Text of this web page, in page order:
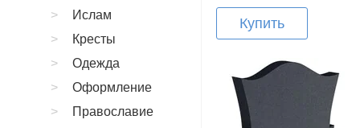
Купить
Ислам
Кресты
Одежда
Оформление
Православие